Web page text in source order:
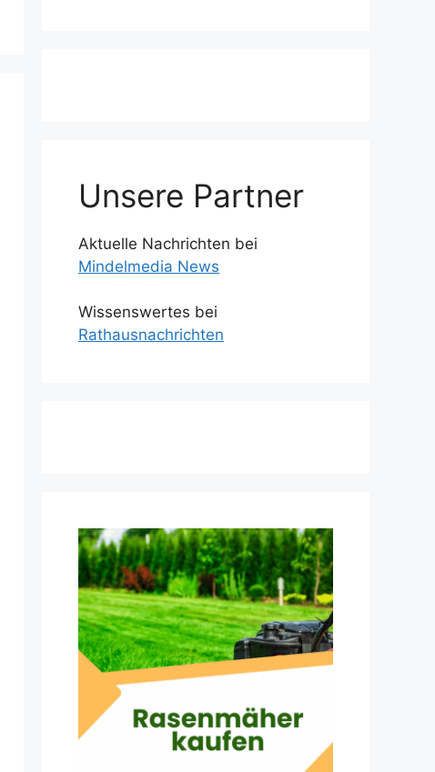
Unsere Partner
Aktuelle Nachrichten bei
Mindelmedia News
Wissenswertes bei
Rathausnachrichten